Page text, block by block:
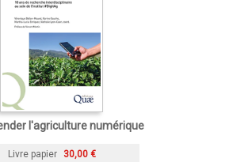
l'agriculture numérique
Livre papier 30,00 €